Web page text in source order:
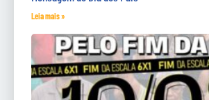
Leia mais »